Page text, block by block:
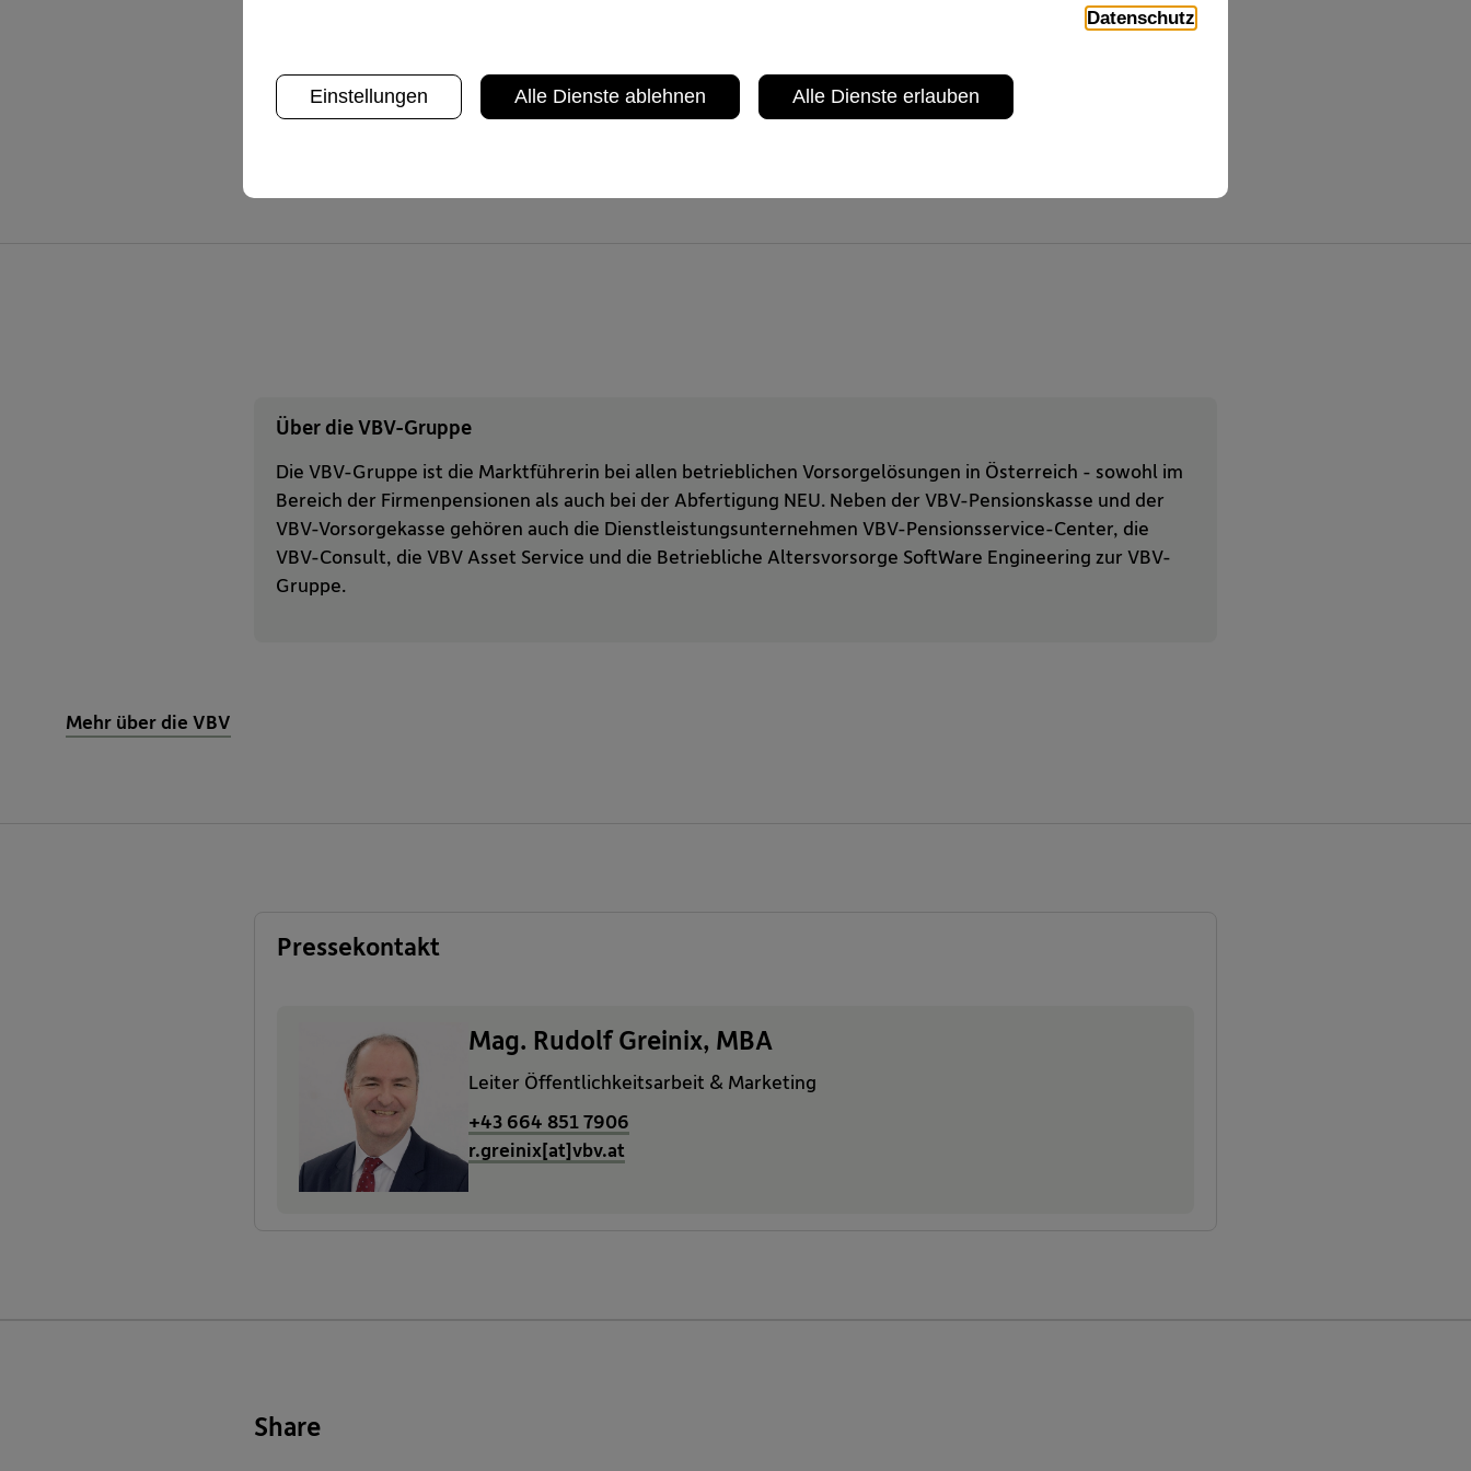
Ausgezeichnet wurde die VBV-Vorsorgekasse im Vorjahr auch u.a. mit der höchsten bisher vergebenen
Auszeichnung der Österreichischen Gesellschaft für Umwelt und Technik (ÖGUT). Zum erneuten Gold-
Über die VBV-Gruppe
Die VBV-Gruppe ist die Marktführerin bei allen betrieblichen Vorsorgelösungen in Österreich - sowohl im
Bereich der Firmenpensionen als auch bei der Abfertigung NEU. Neben der VBV-Pensionskasse und der
VBV-Vorsorgekasse gehören auch die Dienstleistungsunternehmen VBV-Pensionsservice-Center, die
VBV-Consult, die VBV Asset Service und die Betriebliche Altersvorsorge SoftWare Engineering zur VBV-
Gruppe.
Mehr über die VBV
Pressekontakt
Mag. Rudolf Greinix, MBA
Leiter Öffentlichkeitsarbeit & Marketing
+43 664 851 7906
r.greinix[at]vbv.at
Share
Datenschutz
Einstellungen Alle Dienste ablehnen Alle Dienste erlauben